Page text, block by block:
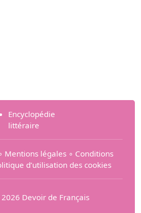
Encyclopédie
littéraire
Mentions légales ∘ Conditions
d’utilisation des cookies
Devoir de Français